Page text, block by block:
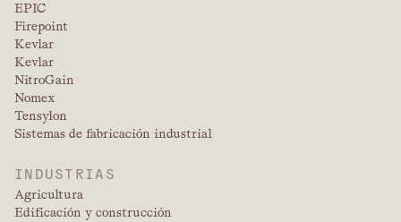
EPIC
Firepoint
Kevlar
Kevlar
NitroGain
Nomex
Tensylon
Sistemas de fabricación industrial
INDUSTRIAS
Agricultura
Edificación y construcción